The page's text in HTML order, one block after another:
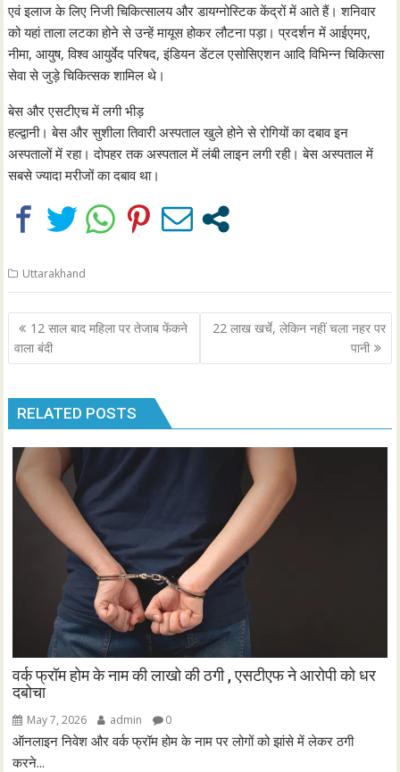
एवं इलाज के लिए निजी चिकित्सालय और डायग्नोस्टिक केंद्रों में आते हैं। शनिवार
को यहां ताला लटका होने से उन्हें मायूस होकर लौटना पड़ा। प्रदर्शन में आईएमए,
नीमा, आयुष, विश्व आयुर्वेद परिषद, इंडियन डेंटल एसोसिएशन आदि विभिन्न चिकित्सा
सेवा से जुड़े चिकित्सक शामिल थे।
बेस और एसटीएच में लगी भीड़
हल्द्वानी। बेस और सुशीला तिवारी अस्पताल खुले होने से रोगियों का दबाव इन
अस्पतालों में रहा। दोपहर तक अस्पताल में लंबी लाइन लगी रही। बेस अस्पताल में
सबसे ज्यादा मरीजों का दबाव था।
Uttarakhand
Post
navigation
12 साल बाद महिला पर तेजाब फेंकने
वाला बंदी
22 लाख खर्चे, लेकिन नहीं चला नहर पर
पानी
RELATED POSTS
वर्क फ्रॉम होम के नाम की लाखो की ठगी , एसटीएफ ने आरोपी को धर
दबोचा
May 7, 2026 admin 0
ऑनलाइन निवेश और वर्क फ्रॉम होम के नाम पर लोगों को झांसे में लेकर ठगी
करने...